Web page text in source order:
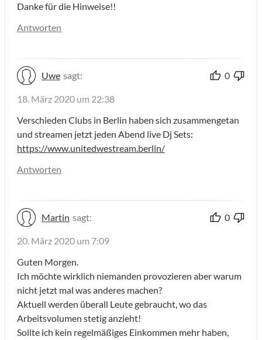
Danke für die Hinweise!!
Antworten
Uwe sagt: 0
18. März 2020 um 22:38
Verschieden Clubs in Berlin haben sich zusammengetan
und streamen jetzt jeden Abend live Dj Sets:
https://www.unitedwestream.berlin/
Antworten
Martin sagt: 0
20. März 2020 um 7:09
Guten Morgen.
Ich möchte wirklich niemanden provozieren aber warum
nicht jetzt mal was anderes machen?
Aktuell werden überall Leute gebraucht, wo das
Arbeitsvolumen stetig anzieht!
Sollte ich kein regelmäßiges Einkommen mehr haben,